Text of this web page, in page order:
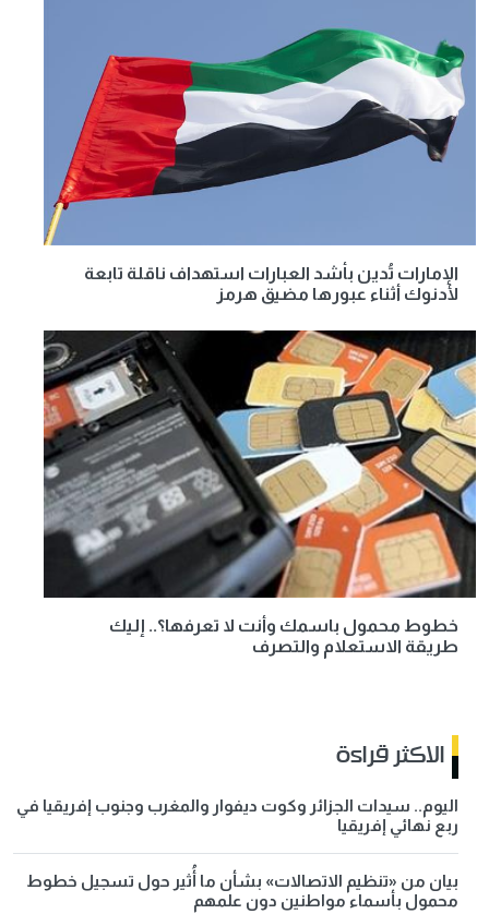
الإمارات تُدين بأشد العبارات استهداف ناقلة تابعة
لأدنوك أثناء عبورها مضيق هرمز
خطوط محمول باسمك وأنت لا تعرفها؟.. إليك
طريقة الاستعلام والتصرف
الاكثر قراءة
اليوم.. سيدات الجزائر وكوت ديفوار والمغرب وجنوب إفريقيا في
ربع نهائي إفريقيا
بيان من «تنظيم الاتصالات» بشأن ما أُثير حول تسجيل خطوط
محمول بأسماء مواطنين دون علمهم